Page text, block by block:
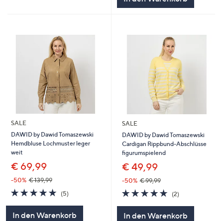
SALE
DAWID by Dawid Tomaszewski
Hemdbluse Lochmuster leger
weit
€ 69,99
-50% € 139,99
5.0
von
(5)
In den Warenkorb
SALE
DAWID by Dawid Tomaszewski
Cardigan Rippbund-Abschlüsse
figurumspielend
€ 49,99
-50% € 99,99
5.0
von
(2)
In den Warenkorb